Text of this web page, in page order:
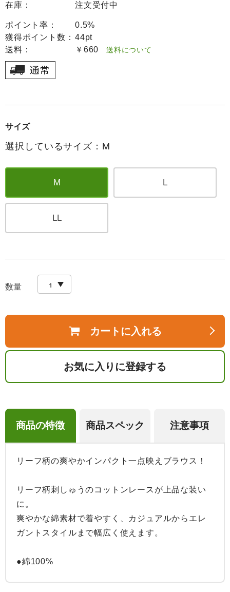
在庫：
注文受付中
ポイント率：
0.5%
獲得ポイント数： 44pt
送料：
￥660 送料について
サイズ
選択しているサイズ：M
M L
LL
数量
カートに入れる
お気に入りに登録する
商品の特徴 商品スペック 注意事項
リーフ柄の爽やかインパクト一点映えブラウス！
リーフ柄刺しゅうのコットンレースが上品な装い
に。
爽やかな綿素材で着やすく、カジュアルからエレ
ガントスタイルまで幅広く使えます。
●綿100%